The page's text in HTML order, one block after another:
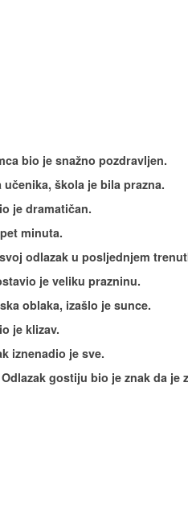
bio je snažno pozdravljen.
učenika, škola je bila prazna.
je dramatičan.
minuta.
odlazak u posljednjem
je veliku prazninu.
oblaka, izašlo je sunce.
je klizav.
iznenadio je sve.
Odlazak gostiju bio je znak da je